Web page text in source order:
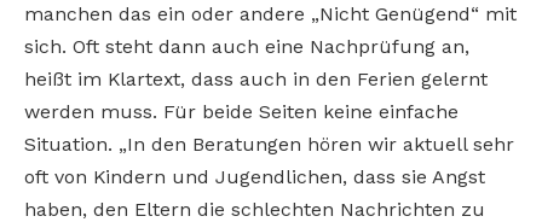
manchen das ein oder andere „Nicht Genügend“ mit
sich. Oft steht dann auch eine Nachprüfung an,
heißt im Klartext, dass auch in den Ferien gelernt
werden muss. Für beide Seiten keine einfache
Situation. „In den Beratungen hören wir aktuell sehr
oft von Kindern und Jugendlichen, dass sie Angst
haben, den Eltern die schlechten Nachrichten zu